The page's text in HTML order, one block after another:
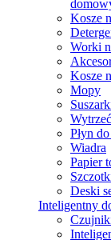
Kosze
Worki
Kosze
Mopy
Wytrzeć
Płyn
Wiadra
Papier
Deski
Inteligentny